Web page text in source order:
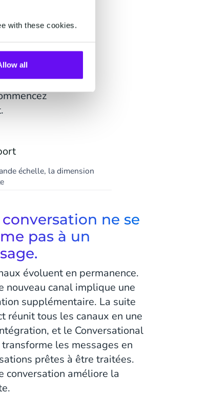
with these cookies.
all
sur un
échelle, la dimension
conversation ne se
pas à un
évoluent en permanence.
nouveau canal implique une
supplémentaire. La suite
réunit tous les canaux en une
et le Conversational
les messages en
prêtes à être traitées.
conversation améliore la